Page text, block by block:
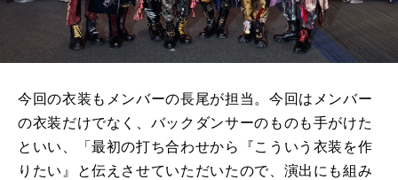
今回の衣装もメンバーの長尾が担当。今回はメンバー
の衣装だけでなく、バックダンサーのものも手がけた
といい、「最初の打ち合わせから『こういう衣装を作
りたい』と伝えさせていただいたので、演出にも組み